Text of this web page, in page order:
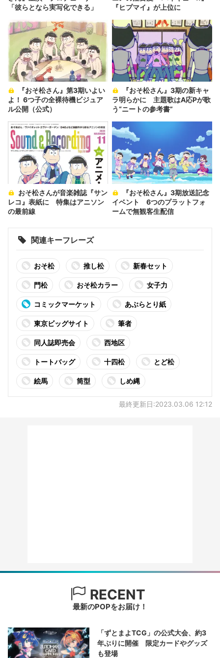
「彼らとなら実写化できる」
『ヒプマイ』が上位に
よ！ 6つ子の全裸待機ビジュア
ル公開（公式）
ラ明らかに 主題歌はA応Pが歌
う“ニートの参考書”
レコ』表紙に 特集はアニソン
の最前線
イベント 6つのプラットフォ
ームで無観客生配信
関連キーフレーズ
おそ松 推し松 新春セット
門松 おそ松カラー 女子力
コミックマーケット あぶらとり紙
東京ビッグサイト 筆者
同人誌即売会 西地区
トートバッグ 十四松 とど松
絵馬 筒型 しめ縄
最終更新日:2023.03.06 12:12
RECENT
最新のPOPをお届け！
「ずとまよTCG」の公式大会、約3
年ぶりに開催 限定カードやグッズ
も登場